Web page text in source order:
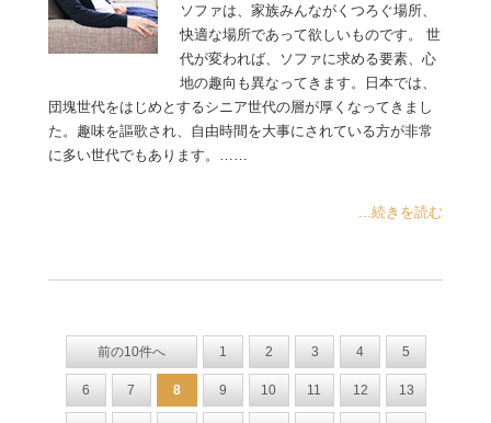
ソファは、家族みんながくつろぐ場所、
快適な場所であって欲しいものです。 世
代が変われば、ソファに求める要素、心
地の趣向も異なってきます。日本では、
団塊世代をはじめとするシニア世代の層が厚くなってきまし
た。趣味を謳歌され、自由時間を大事にされている方が非常
に多い世代でもあります。……
...続きを読む
前の10件へ 1 2 3 4 5
6 7 8 9 10 11 12 13